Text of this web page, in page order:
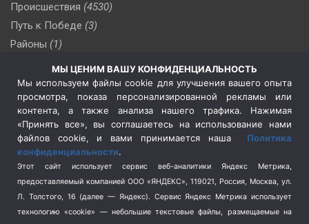
Происшествия (4530)
Путь к Победе (3)
Районы (1)
(510)
Сельское хозяйство (3)
Социальная политика
(3)
Спецоперация в Украине
Спецоперация на Украине
(404)
Спорт (740)
Терроризм (1)
Транспорт (262)
МЫ ЦЕНИМ ВАШУ КОНФИДЕНЦИАЛЬНОСТЬ
Мы используем файлы cookie для улучшения вашего опыта
просмотра, показа персонализированной рекламы или
контента, а также анализа нашего трафика. Нажимая
«Принять все», вы соглашаетесь на использование нами
файлов cookie, и вами принимается наша Политика
конфиденциальности.
Этот сайт использует сервис веб-аналитики Яндекс Метрика,
предоставляемый компанией ООО «ЯНДЕКС», 119021, Россия, Москва, ул.
Л. Толстого, 16 (далее — Яндекс). Сервис Яндекс Метрика использует
технологию «cookie» — небольшие текстовые файлы, размещаемые на